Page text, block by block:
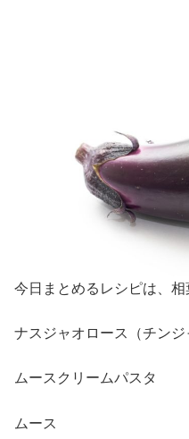
今日まとめるレシピは、相
ナスジャオロース（チンジ
ムースクリームパスタ
ムース